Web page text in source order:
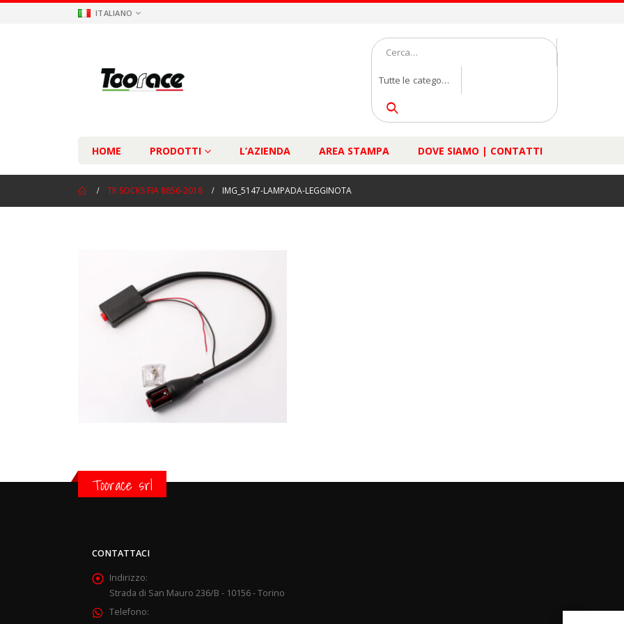
ITALIANO
Tutte le categorie
HOME PRODOTTI L’AZIENDA AREA STAMPA DOVE SIAMO | CONTATTI
TR SOCKS FIA 8856-2018 IMG_5147-LAMPADA-LEGGINOTA
Toorace srl
CONTATTACI
Indirizzo:
Strada di San Mauro 236/B - 10156 - Torino
Telefono: